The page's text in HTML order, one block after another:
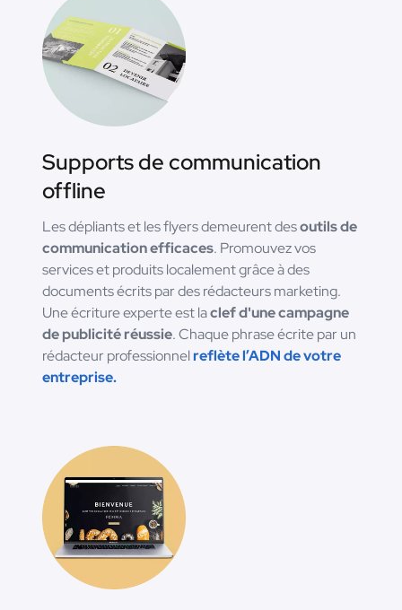
Supports de communication
offline
Les dépliants et les flyers demeurent desoutils de
communication efficaces. Promouvez vos
services et produits localement grâce à des
documents écrits par des rédacteurs marketing.
Une écriture experte est laclef d'une campagne
de publicité réussie. Chaque phrase écrite par un
rédacteur professionnelreflète l’ADN de votre
entreprise.